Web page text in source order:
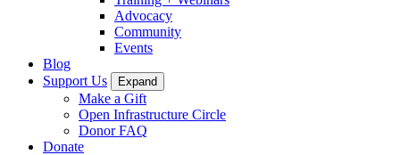
Advocacy
Community
Events
Blog
Support Us
Expand
Make a Gift
Open Infrastructure Circle
Donor FAQ
Donate